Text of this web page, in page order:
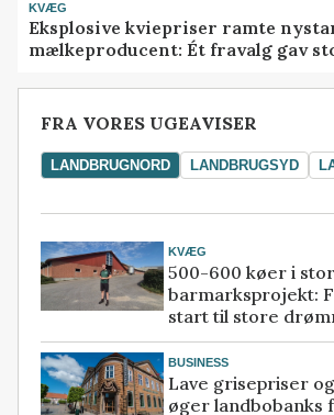
KVÆG
Eksplosive kviepriser ramte
mælkeproducent: Ét fravalg gav
FRA VORES UGEAVISER
LANDBRUGNORD LANDBRUGSYD
KVÆG
500-600 køer i
barmarksprojekt:
start til store
BUSINESS
Lave grisepriser
øger landbobanks